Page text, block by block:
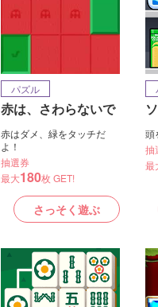
パズル
赤は、さわらないで
赤はダメ、緑をタッチだ
よ！
抽選券
最大180枚 GET!
さっそく遊ぶ
頭
抽
最